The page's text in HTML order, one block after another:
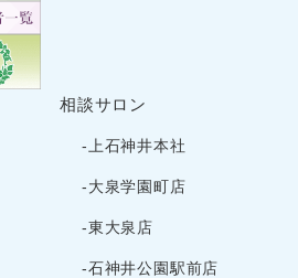
相談サロン
-上石神井本社
-大泉学園町店
-東大泉店
-石神井公園駅前店